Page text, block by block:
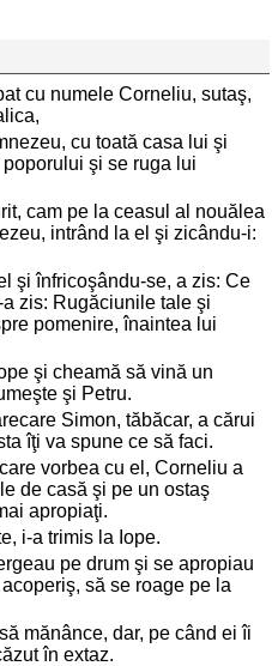
cu numele Corneliu, sutaş,
cu toată casa lui şi
şi se ruga lui
cam pe la ceasul al nouălea
intrând la el şi zicându-i:
şi înfricoşându-se, a zis: Ce
zis: Rugăciunile tale şi
pomenire, înaintea lui
şi cheamă să vină un
şi Petru.
Simon, tăbăcar, a cărui
îţi va spune ce să faci.
vorbea cu el, Corneliu a
de casă şi pe un ostaş
apropiaţi.
i-a trimis la Iope.
pe drum şi se apropiau
să se roage pe la
mănânce, dar, pe când ei îi
în extaz.